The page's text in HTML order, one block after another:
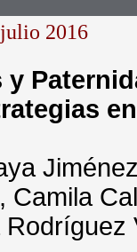
2016
Camila